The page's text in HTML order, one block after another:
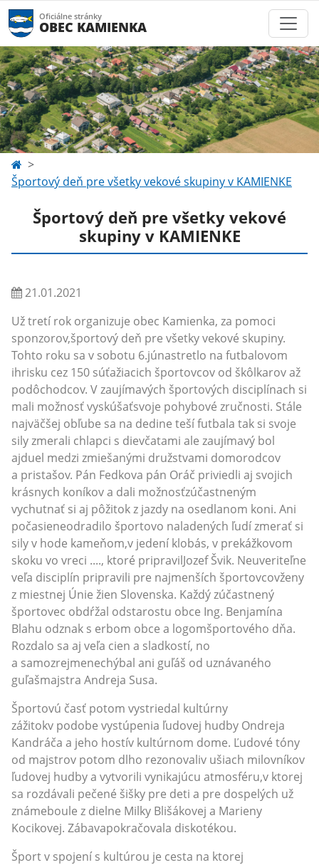
Oficiálne stránky
OBEC KAMIENKA
Športový deň pre všetky vekové skupiny v KAMIENKE
Športový deň pre všetky vekové
skupiny v KAMIENKE
21.01.2021
Už tretí rok organizuje obec Kamienka, za pomoci
sponzorov,športový deň pre všetky vekové skupiny.
Tohto roku sa v sobotu 6.júnastretlo na futbalovom
ihrisku cez 150 súťažiacich športovcov od škôlkarov až
podôchodcov. V zaujímavých športových disciplínach si
mali možnosť vyskúšaťsvoje pohybové zručnosti. Stále
najväčšej obľube sa na dedine teší futbala tak si svoje
sily zmerali chlapci s dievčatami ale zaujímavý bol
ajduel medzi zmiešanými družstvami domorodcov
a pristašov. Pán Fedkova pán Oráč priviedli aj svojich
krásnych koníkov a dali možnosťzúčastneným
vychutnať si aj pôžitok z jazdy na osedlanom koni. Ani
počasieneodradilo športovo naladených ľudí zmerať si
sily v hode kameňom,v jedení klobás, v prekážkovom
skoku vo vreci ...., ktoré pripravilJozef Švik. Neuveriteľne
veľa disciplín pripravili pre najmenších športovcovženy
z miestnej Únie žien Slovenska. Každý zúčastnený
športovec obdŕžal odstarostu obce Ing. Benjamína
Blahu odznak s erbom obce a logomšportového dňa.
Rozdalo sa aj veľa cien a sladkostí, no
a samozrejmenechýbal ani guľáš od uznávaného
guľašmajstra Andreja Susa.
Športovú časť potom vystriedal kultúrny
zážitokv podobe vystúpenia ľudovej hudby Ondreja
Kandráča a jeho hostív kultúrnom dome. Ľudové tóny
od majstrov potom dlho rezonovaliv ušiach milovníkov
ľudovej hudby a vytvorili vynikajúcu atmosféru,v ktorej
sa rozdávali pečené šišky pre deti a pre dospelých už
známeboule z dielne Milky Blišákovej a Marieny
Kocikovej. Zábavapokračovala diskotékou.
Šport v spojení s kultúrou je cesta na ktorej